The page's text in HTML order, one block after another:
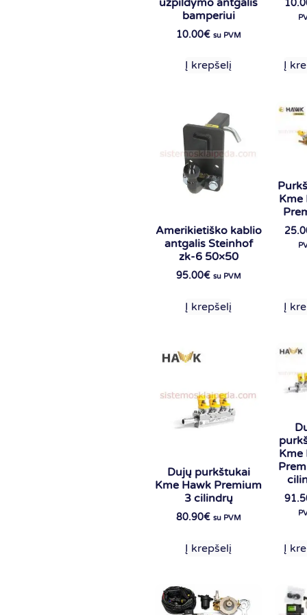
bamperiui
10.00€ su PVM
Į krepšelį Į
Amerikietiško kablio
antgalis Steinhof
zk-6 50×50
95.00€ su PVM
Į krepšelį
Kme
Į
Dujų purkštukai
Kme Hawk Premium
3 cilindrų
80.90€ su PVM
Į krepšelį
Kme
Į